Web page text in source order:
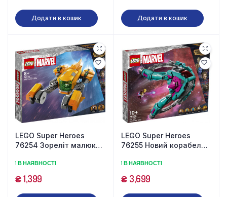
Додати в кошик Додати в кошик
LEGO Super Heroes
76254 Зореліт малюка
1 В НАЯВНОСТІ
₴1,399
LEGO Super Heroes
76255 Новий корабель
1 В НАЯВНОСТІ
₴3,699